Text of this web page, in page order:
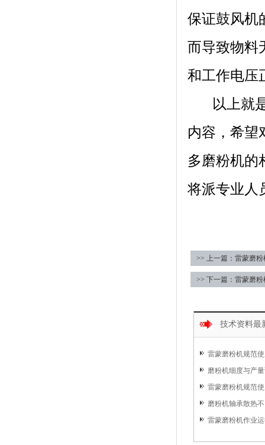
保证鼓风机
而导致物料
和工作电压
以上就
内容，希望
多磨粉机的
将派专业人
>> 上一篇：雷蒙磨
>> 下一篇：雷蒙磨
技术资料最
雷蒙磨粉机规范
磨粉机细度与产
雷蒙磨粉机规范
磨粉机轴承散热
雷蒙磨粉机作业